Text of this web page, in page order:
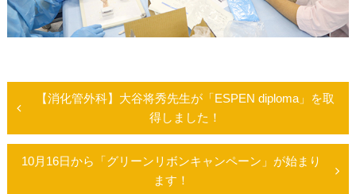
投
稿
【消化管外科】大谷将秀先生が「ESPEN diploma」を取
得しました！
10月16日から「グリーンリボンキャンペーン」が始まり
ます！